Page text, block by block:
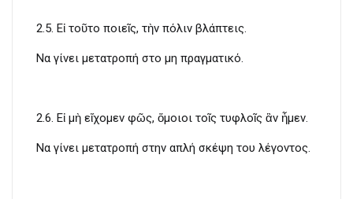
2.5. Εἰ τοῦτο ποιεῖς, τὴν πόλιν βλάπτεις.
Να γίνει μετατροπή στο μη πραγματικό.
2.6. Εἰ μὴ εἴχομεν φῶς, ὅμοιοι τοῖς τυφλοῖς ἂν ἦμεν.
Να γίνει μετατροπή στην απλή σκέψη του λέγοντος.